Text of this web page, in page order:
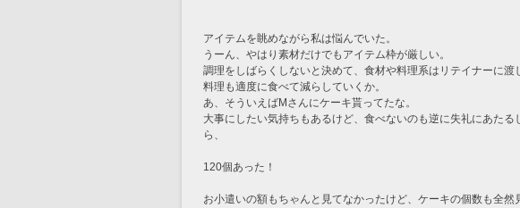
アイテムを眺めながら私は悩んでいた。
うーん、やはり素材だけでもアイテム枠が厳しい。
調理をしばらくしないと決めて、食材や料理系はリテイナーに渡
料理も適度に食べて減らしていくか。
あ、そういえばMさんにケーキ貰ってたな。
大事にしたい気持ちもあるけど、食べないのも逆に失礼にあた
ら、
120個あった！
お小遣いの額もちゃんと見てなかったけど、ケーキの個数も全然